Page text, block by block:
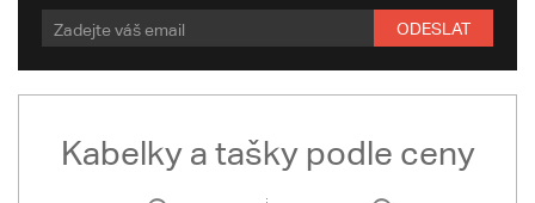
ODESLAT
Kabelky a tašky podle ceny